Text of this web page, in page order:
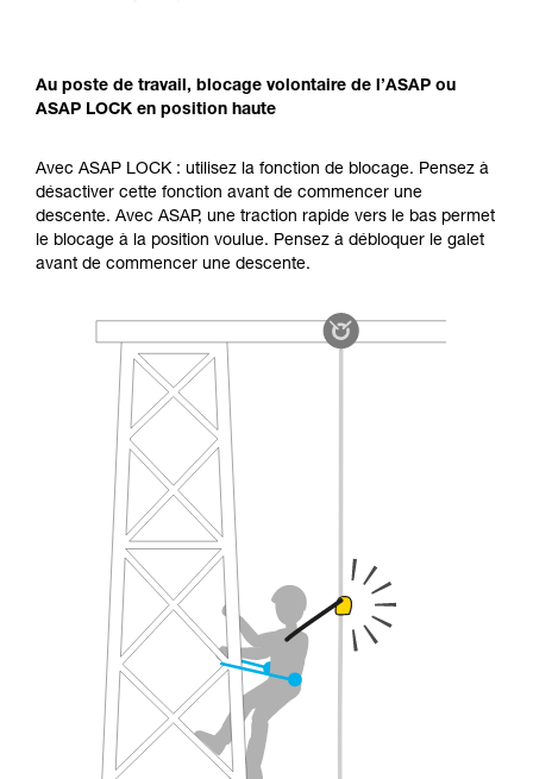
Au poste de travail, blocage volontaire de l’ASAP ou
ASAP LOCK en position haute
Avec ASAP LOCK : utilisez la fonction de blocage. Pensez à
désactiver cette fonction avant de commencer une
descente. Avec ASAP, une traction rapide vers le bas permet
le blocage à la position voulue. Pensez à débloquer le galet
avant de commencer une descente.